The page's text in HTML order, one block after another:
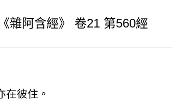
《雜阿含經》 卷21 第560經
在彼住。